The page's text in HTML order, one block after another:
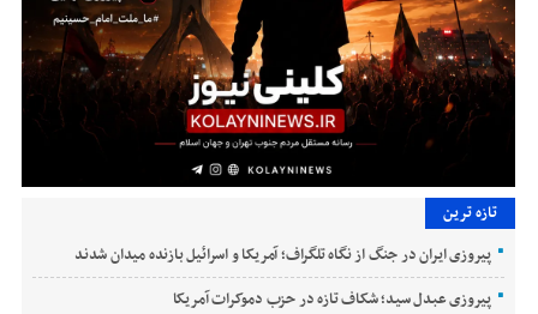
تازه ترین
پیروزی ایران در جنگ از نگاه تلگراف؛ آمریکا و اسرائیل بازنده میدان شدند
پیروزی عبدل سید؛ شکاف تازه در حزب دموکرات آمریکا